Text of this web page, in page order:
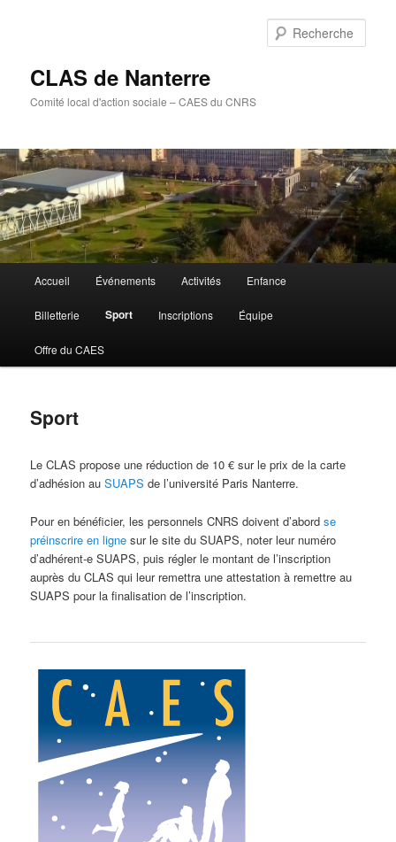
CLAS de Nanterre
Comité local d'action sociale – CAES du CNRS
principal
Accueil Événements Activités Enfance
Billetterie Sport Inscriptions Équipe
Offre du CAES
Sport
Le CLAS propose une réduction de 10 € sur le prix de la carte
d’adhésion auSUAPS de l’université Paris Nanterre.
Pour en bénéficier, les personnels CNRS doivent d’abordse
préinscrire en ligne sur le site du SUAPS, noter leur numéro
d’adhérent-e SUAPS, puis régler le montant de l’inscription
auprès du CLAS qui leur remettra une attestation à remettre au
SUAPS pour la finalisation de l’inscription.